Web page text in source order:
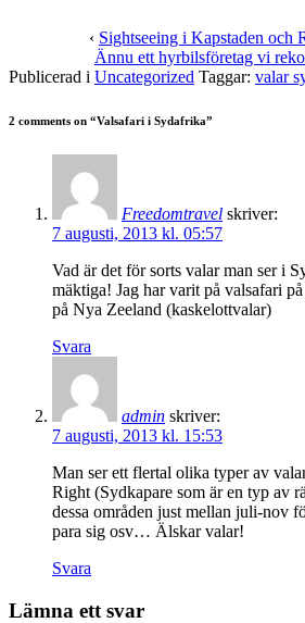
i
ett
fönster)
på
Facebook
(Öppnas
i
ett
fönster)
‹ Sightseeing i Kapstaden och
Ännu ett hyrbilsföretag vi
Publicerad i Uncategorized Taggar: valar
2 comments on “Valsafari i Sydafrika”
Freedomtravel skriver:
7 augusti, 2013 kl. 05:57
Vad är det för sorts valar man ser i
mäktiga! Jag har varit på valsafari
på Nya Zeeland (kaskelottvalar)
Svara
admin skriver:
7 augusti, 2013 kl. 15:53
Man ser ett flertal olika typer av
Right (Sydkapare som är en typ av
dessa områden just mellan juli-nov
para sig osv… Älskar valar!
Svara
Lämna ett svar